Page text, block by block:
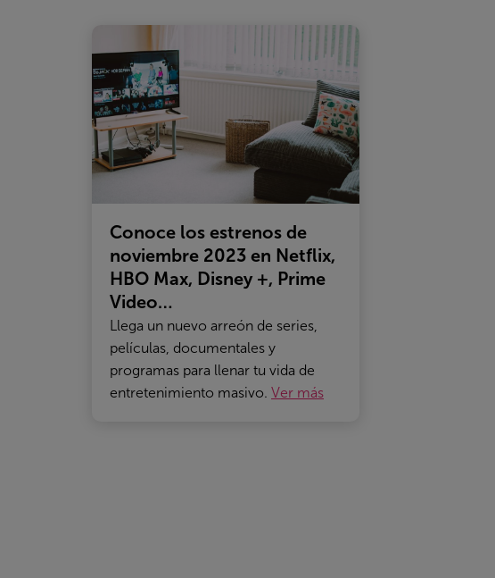
Conoce los estrenos de
noviembre 2023 en Netflix,
HBO Max, Disney +, Prime
Video…
Llega un nuevo arreón de series,
películas, documentales y
programas para llenar tu vida de
entretenimiento masivo. Ver más